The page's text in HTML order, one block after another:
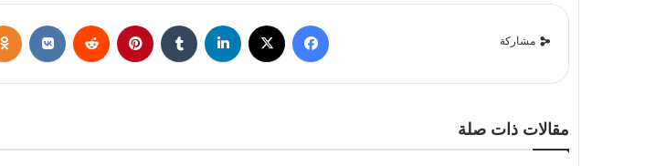
مشاركة
مقالات ذات صلة